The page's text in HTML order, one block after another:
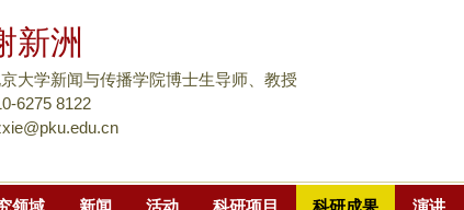
到
主
新洲
大学新闻与传播学院博士生导师、教授
6275 8122